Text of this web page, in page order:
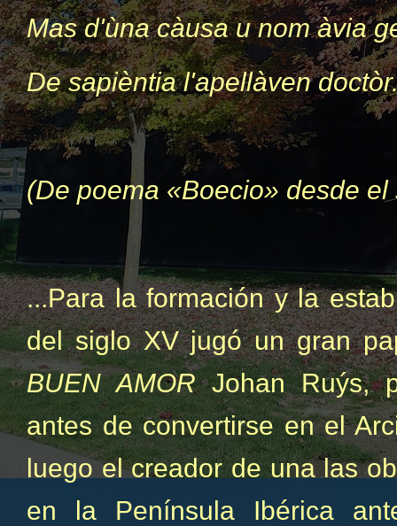
Mas d'ùna càusa u nom àvia
De sapièntia l'apellàven
(De poema «Boecio» desde el
...Para la formación y la
del siglo XV jugó un gran
BUEN AMORJohan Ruýs,
antes de convertirse en el
luego el creador de una las
en la Península Ibérica